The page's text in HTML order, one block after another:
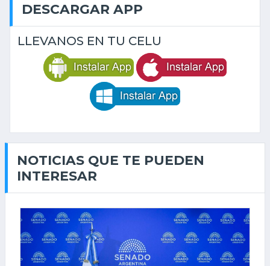
DESCARGAR APP
LLEVANOS EN TU CELU
NOTICIAS QUE TE PUEDEN
INTERESAR